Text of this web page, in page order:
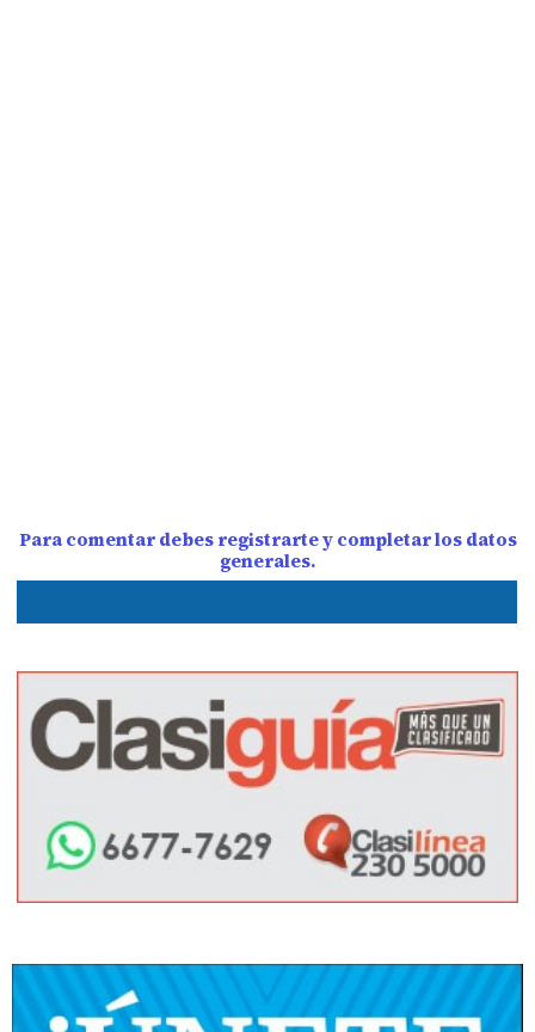
Para comentar debes registrarte y completar los datos
generales.